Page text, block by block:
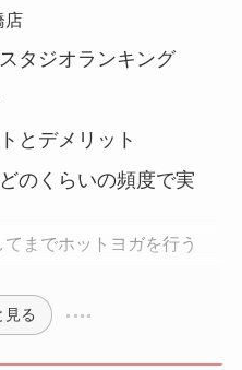
店
タジオランキング
とデメリット
のくらいの頻度で実
までホットヨガを行う
見る